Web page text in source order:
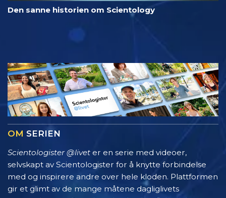
Den sanne historien om Scientology
OM SERIEN
Scientologister @livet er en serie med videoer,
selvskapt av Scientologister for å knytte forbindelse
med og inspirere andre over hele kloden. Plattformen
gir et glimt av de mange måtene dagliglivets